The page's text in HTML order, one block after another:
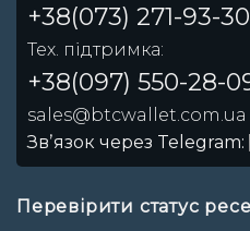
+38(073) 271-93-30
Тех. підтримка:
+38(097) 550-28-
sales@btcwallet.com.ua
Звʼязок через Telegram:
Перевірити статус